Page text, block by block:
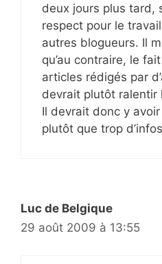
deux jours plus tard,
respect pour le
autres blogueurs. Il
qu’au contraire, le
articles rédigés par
devrait plutôt ralentir
Il devrait donc y
plutôt que trop
Luc de Belgique
29 août 2009 à 13:55